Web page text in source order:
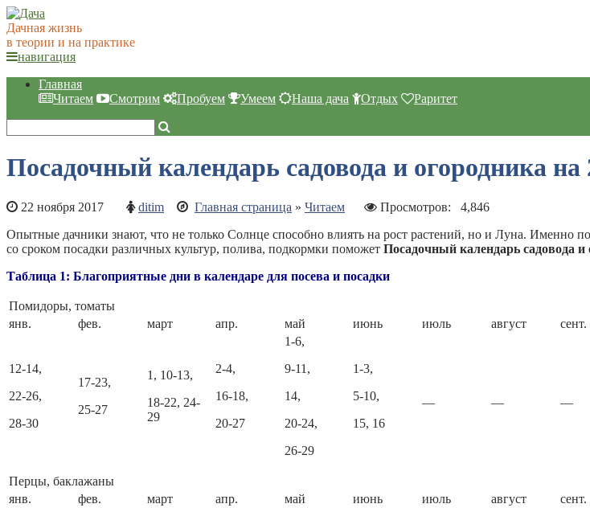
Дачная жизнь
в теории и на практике
навигация
Главная
Читаем
Смотрим Пробуем Умеем Наша дача Отдых Раритет
Посадочный календарь садовода и огородника
22 ноября 2017 ditim Главная страница » Читаем Просмотров: 4,846
Опытные дачники знают, что не только Солнце способно влиять на рост растений, но и Луна. Именно
со сроком посадки различных культур, полива, подкормки поможет Посадочный календарь садовода и
Таблица 1: Благоприятные дни в календаре для посева и посадки
Помидоры, томаты
янв.
фев. март апр. май июнь июль август сент.
12-14,
22-26,
28-30
17-23,
25-27
1, 10-13,
18-22, 24-
29
2-4,
16-18,
20-27
1-6,
9-11,
14,
20-24,
26-29
1-3,
5-10,
15, 16
— — —
Перцы, баклажаны
янв.
фев. март апр. май июнь июль август сент.